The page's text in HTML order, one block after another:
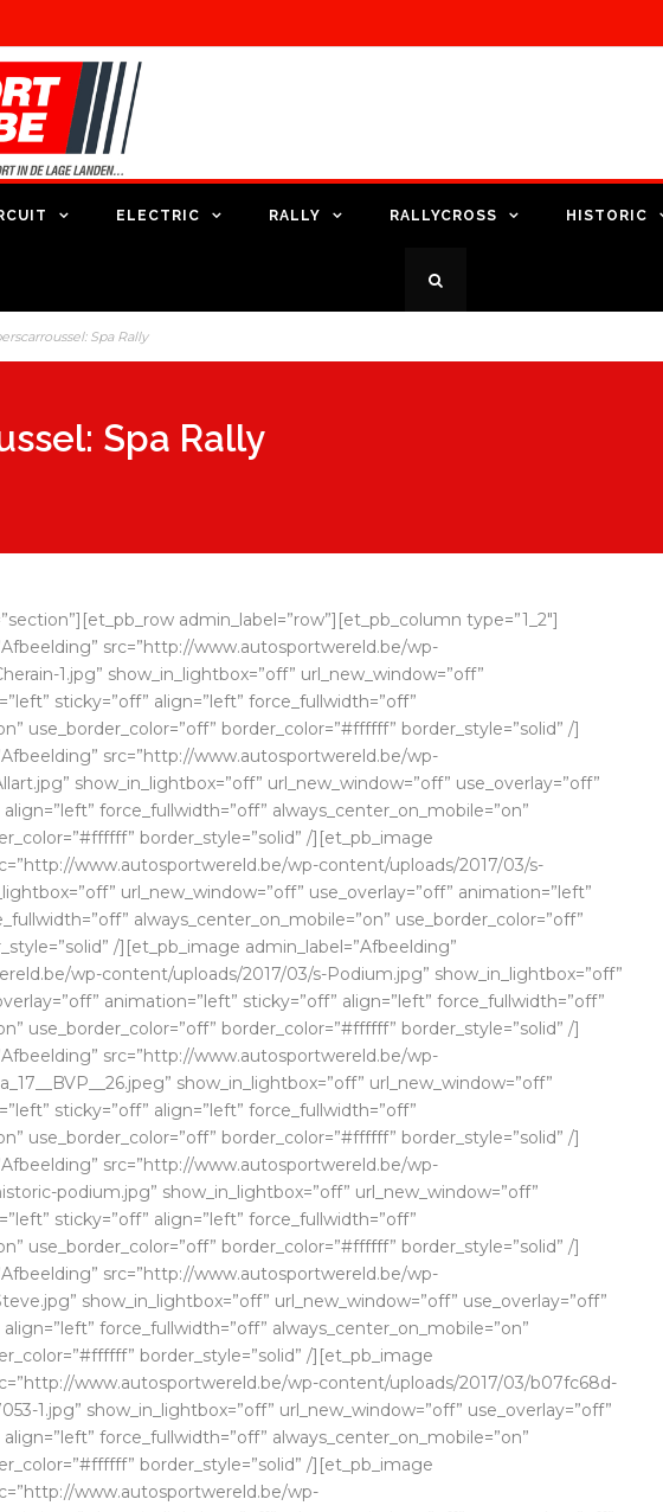
ELECTRIC RALLY RALLYCROSS HISTORIC
Spa Rally
Spa Rally
admin_label=”row”][et_pb_column type=”1_2″]
src=”http://www.autosportwereld.be/wp-
1.jpg” show_in_lightbox=”off” url_new_window=”off”
sticky=”off” align=”left” force_fullwidth=”off”
use_border_color=”off” border_color=”#ffffff” border_style=”solid” /]
src=”http://www.autosportwereld.be/wp-
show_in_lightbox=”off” url_new_window=”off” use_overlay=”off”
force_fullwidth=”off” always_center_on_mobile=”on”
border_style=”solid” /][et_pb_image
www.autosportwereld.be/wp-content/uploads/2017/03/s-
url_new_window=”off” use_overlay=”off” animation=”left”
always_center_on_mobile=”on” use_border_color=”off”
/][et_pb_image admin_label=”Afbeelding”
wp-content/uploads/2017/03/s-Podium.jpg” show_in_lightbox=”off”
animation=”left” sticky=”off” align=”left” force_fullwidth=”off”
use_border_color=”off” border_color=”#ffffff” border_style=”solid” /]
src=”http://www.autosportwereld.be/wp-
show_in_lightbox=”off” url_new_window=”off”
sticky=”off” align=”left” force_fullwidth=”off”
use_border_color=”off” border_color=”#ffffff” border_style=”solid” /]
src=”http://www.autosportwereld.be/wp-
podium.jpg” show_in_lightbox=”off” url_new_window=”off”
sticky=”off” align=”left” force_fullwidth=”off”
use_border_color=”off” border_color=”#ffffff” border_style=”solid” /]
src=”http://www.autosportwereld.be/wp-
show_in_lightbox=”off” url_new_window=”off” use_overlay=”off”
force_fullwidth=”off” always_center_on_mobile=”on”
border_style=”solid” /][et_pb_image
www.autosportwereld.be/wp-content/uploads/2017/03/b07fc68d-
1.jpg” show_in_lightbox=”off” url_new_window=”off” use_overlay=”off”
force_fullwidth=”off” always_center_on_mobile=”on”
border_style=”solid” /][et_pb_image
www.autosportwereld.be/wp-